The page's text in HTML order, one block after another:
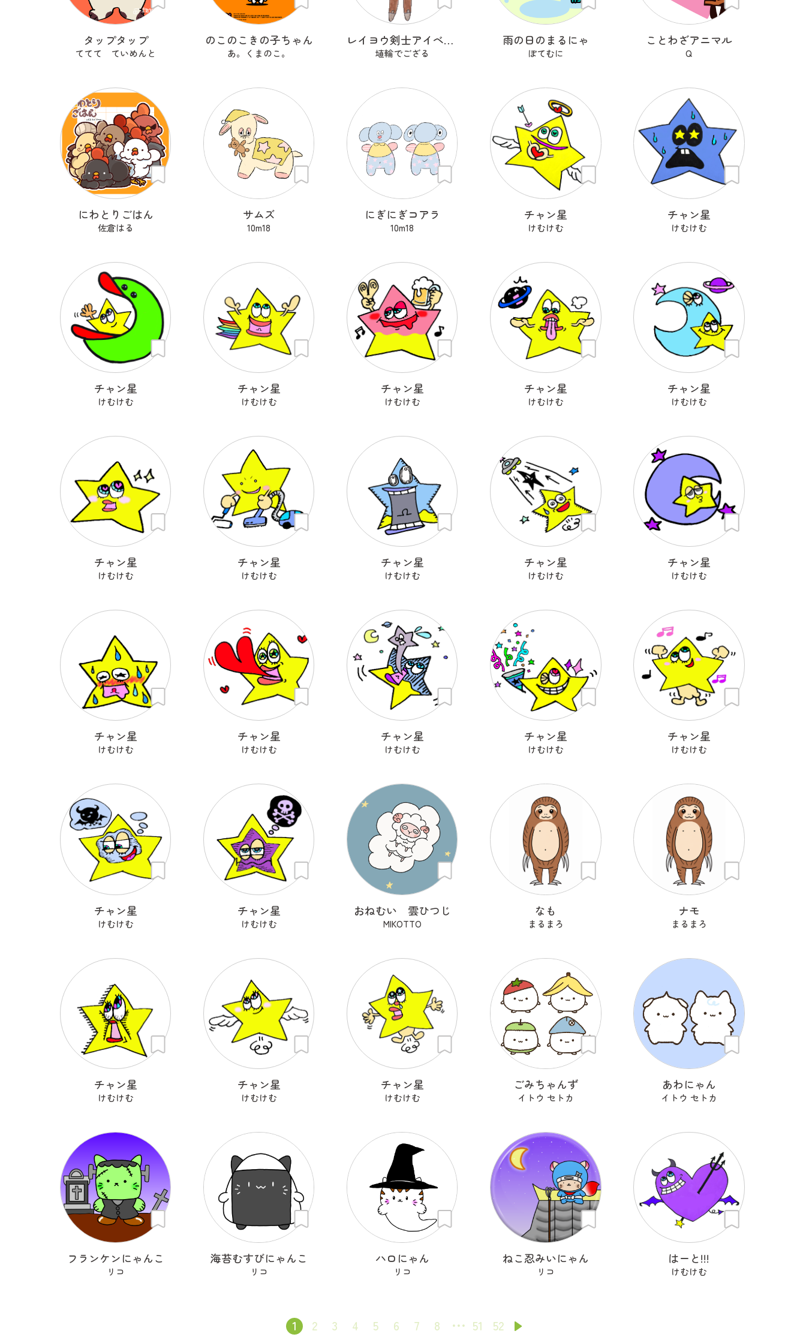
タップタップ
ててて ていめんと
のこのこきの子ちゃん
あ。くまのこ。
レイヨウ剣士アイベクサー
埴輪でござる
雨の日のまるにゃ
ぽてむに
ことわざアニマル
Q
にわとりごはん
佐倉はる
サムズ
10m18
にぎにぎコアラ
10m18
チャン星
けむけむ
チャン星
けむけむ
チャン星
けむけむ
チャン星
けむけむ
チャン星
けむけむ
チャン星
けむけむ
チャン星
けむけむ
チャン星
けむけむ
チャン星
けむけむ
チャン星
けむけむ
チャン星
けむけむ
チャン星
けむけむ
チャン星
けむけむ
チャン星
けむけむ
チャン星
けむけむ
チャン星
けむけむ
チャン星
けむけむ
チャン星
けむけむ
チャン星
けむけむ
おねむい 雲ひつじ
MIKOTTO
なも
まるまろ
ナモ
まるまろ
チャン星
けむけむ
チャン星
けむけむ
チャン星
けむけむ
ごみちゃんず
イトウ セトカ
あわにゃん
イトウ セトカ
フランケンにゃんこ
リコ
海苔むすびにゃんこ
リコ
ハロにゃん
リコ
ねこ忍みいにゃん
リコ
はーと!!!
けむけむ
1 2 3 4 5 6 7 8 51 52